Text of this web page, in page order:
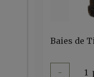
Baies de
- 1